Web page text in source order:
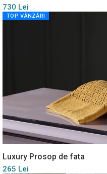
730 Lei
TOP VÂNZĂRI
Luxury Prosop de fata
265 Lei